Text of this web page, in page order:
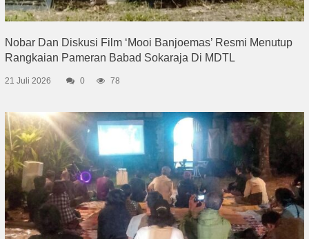
Nobar Dan Diskusi Film ‘Mooi Banjoemas’ Resmi Menutup
Rangkaian Pameran Babad Sokaraja Di MDTL
21 Juli 2026 0 78